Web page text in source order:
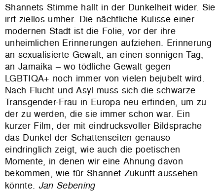
Shannets Stimme hallt in der Dunkelheit wider. Sie
irrt ziellos umher. Die nächtliche Kulisse einer
modernen Stadt ist die Folie, vor der ihre
unheimlichen Erinnerungen aufziehen. Erinnerung
an sexualisierte Gewalt, an einen sonnigen Tag,
an Jamaika – wo tödliche Gewalt gegen
LGBTIQA+ noch immer von vielen bejubelt wird.
Nach Flucht und Asyl muss sich die schwarze
Transgender-Frau in Europa neu erfinden, um zu
der zu werden, die sie immer schon war. Ein
kurzer Film, der mit eindrucksvoller Bildsprache
das Dunkel der Schattenseiten genauso
eindringlich zeigt, wie auch die poetischen
Momente, in denen wir eine Ahnung davon
bekommen, wie für Shannet Zukunft aussehen
könnte. Jan Sebening